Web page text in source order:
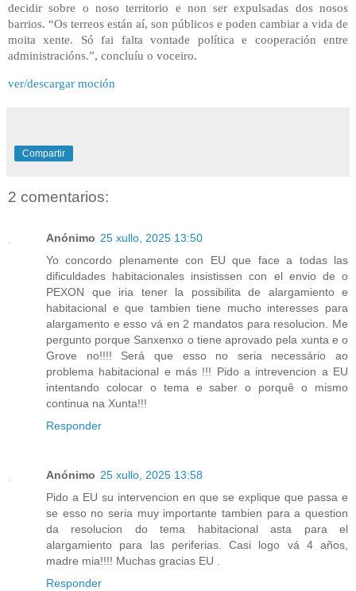
decidir sobre o noso territorio e non ser expulsadas dos nosos
barrios. “Os terreos están aí, son públicos e poden cambiar a vida de
moita xente. Só fai falta vontade política e cooperación entre
administracións.”, concluíu o voceiro.
ver/descargar moción
Compartir
2 comentarios:
Anónimo 25 xullo, 2025 13:50
Yo concordo plenamente con EU que face a todas las
dificuldades habitacionales insistissen con el envio de o
PEXON que iria tener la possibilita de alargamiento e
habitacional e que tambien tiene mucho interesses para
alargamento e esso vá en 2 mandatos para resolucion. Me
pergunto porque Sanxenxo o tiene aprovado pela xunta e o
Grove no!!!! Será que esso no seria necessário ao
problema habitacional e más !!! Pido a intrevencion a EU
intentando colocar o tema e saber o porquê o mismo
continua na Xunta!!!
Responder
Anónimo 25 xullo, 2025 13:58
Pido a EU su intervencion en que se explique que passa e
se esso no seria muy importante tambien para a question
da resolucion do tema habitacional asta para el
alargamiento para las periferias. Casi logo vá 4 años,
madre mia!!!! Muchas gracias EU .
Responder